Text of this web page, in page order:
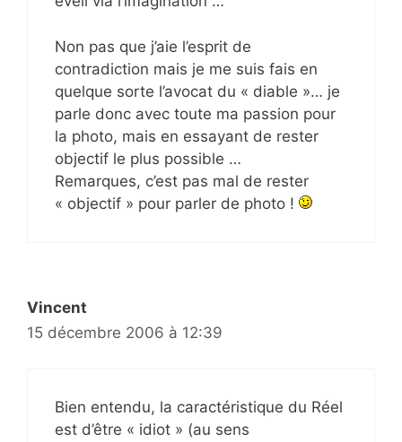
Non pas que j’aie l’esprit de
contradiction mais je me suis fais en
quelque sorte l’avocat du « diable »… je
parle donc avec toute ma passion pour
la photo, mais en essayant de rester
objectif le plus possible …
Remarques, c’est pas mal de rester
« objectif » pour parler de photo !
Vincent
15 décembre 2006 à 12:39
Bien entendu, la caractéristique du Réel
est d’être « idiot » (au sens